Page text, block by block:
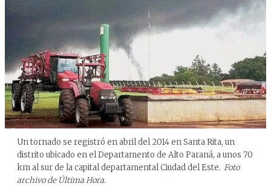
Un tornado se registró en abril del 2014 en Santa Rita, un
distrito ubicado en el Departamento de Alto Paraná, a unos 70
km al sur de la capital departamental Ciudad del Este. Foto
archivo de Última Hora.